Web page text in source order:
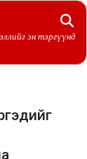
эн тэргүүнд